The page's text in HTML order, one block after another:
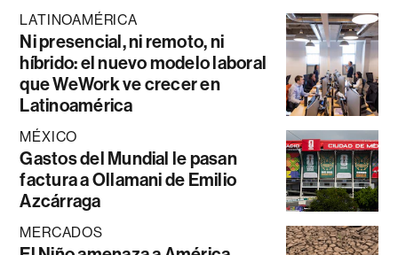
LATINOAMÉRICA
Ni presencial, ni remoto, ni
híbrido: el nuevo modelo laboral
que WeWork ve crecer en
Latinoamérica
MÉXICO
Gastos del Mundial le pasan
factura a Ollamani de Emilio
Azcárraga
MERCADOS